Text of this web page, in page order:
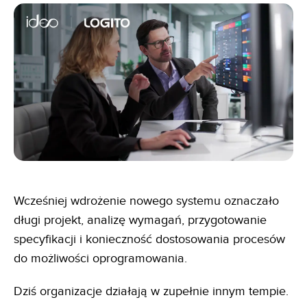
Wcześniej wdrożenie nowego systemu oznaczało
długi projekt, analizę wymagań, przygotowanie
specyfikacji i konieczność dostosowania procesów
do możliwości oprogramowania.
Dziś organizacje działają w zupełnie innym tempie.